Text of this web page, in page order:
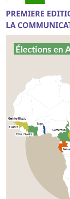
PREMIERE
LA